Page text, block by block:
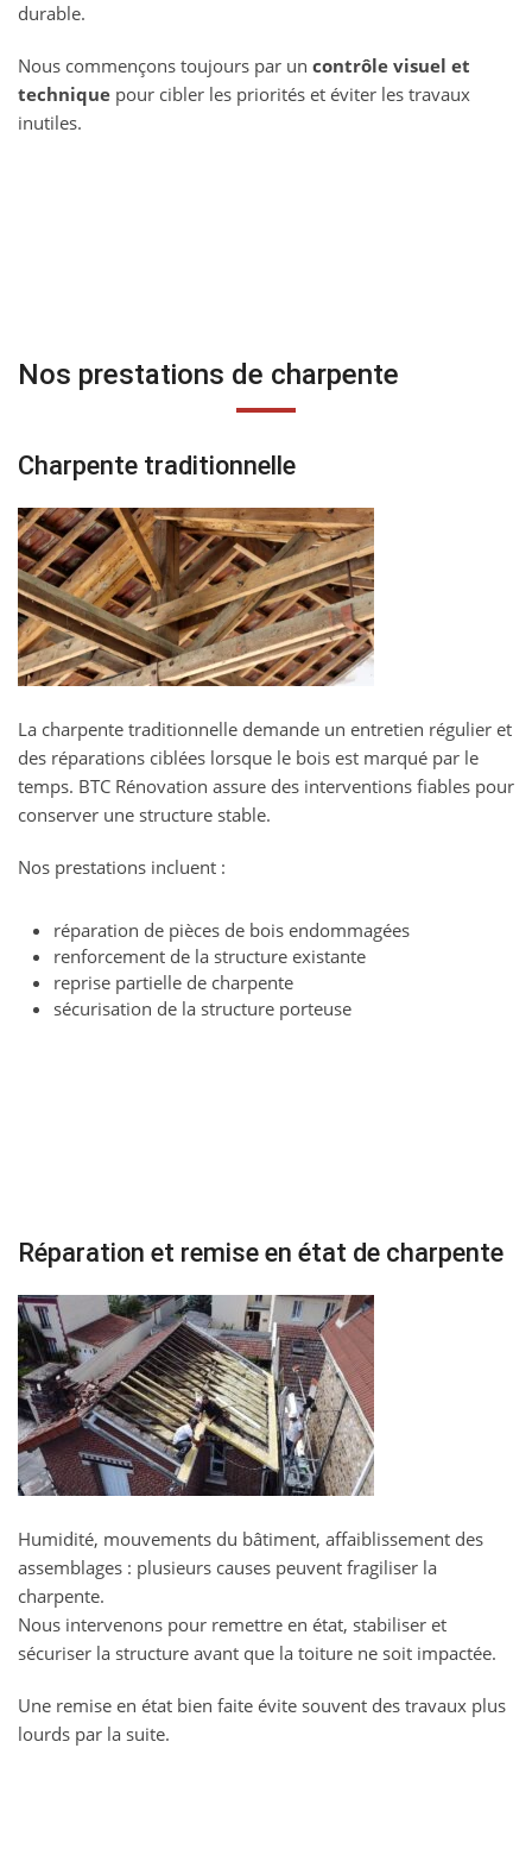
durable.
Nous commençons toujours par un contrôle visuel et
technique pour cibler les priorités et éviter les travaux
inutiles.
Nos prestations de charpente
Charpente traditionnelle
La charpente traditionnelle demande un entretien régulier et
des réparations ciblées lorsque le bois est marqué par le
temps. BTC Rénovation assure des interventions fiables pour
conserver une structure stable.
Nos prestations incluent :
réparation de pièces de bois endommagées
renforcement de la structure existante
reprise partielle de charpente
sécurisation de la structure porteuse
Réparation et remise en état de charpente
Humidité, mouvements du bâtiment, affaiblissement des
assemblages : plusieurs causes peuvent fragiliser la
charpente.
Nous intervenons pour remettre en état, stabiliser et
sécuriser la structure avant que la toiture ne soit impactée.
Une remise en état bien faite évite souvent des travaux plus
lourds par la suite.